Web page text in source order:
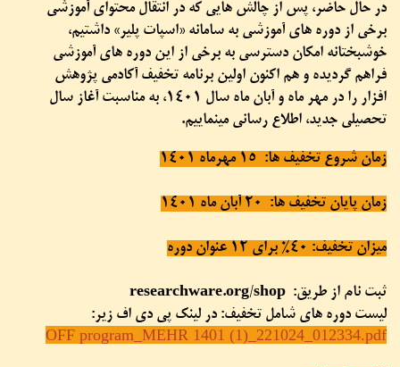
در حال حاضر، پس از چالش هایی که در انتقال محتوای آموزشی
برخی از دوره های آموزشی به سامانه «اسپات پلیر» داشتیم،
خوشبختانه امکان دسترسی به برخی از این دوره های آموزشی
فراهم گردیده و هم اکنون اولین برنامه تخفیف آکادمی پژوهش
افزار را در مهر ماه و آبان ماه سال 1401، به مناسبت آغاز سال
تحصیلی جدید، اطلاع رسانی مینماییم.
زمان شروع تخفیف ها: 15 مهرماه 1401
زمان پایان تخفیف ها: 20 آبان ماه 1401
میزان تخفیف: 40% برای 12 عنوان دوره
ثبت نام از طریق: researchware.org/shop
لیست دوره های شامل تخفیف: در لینک پی دی اف زیر:
OFF program_MEHR 1401 (1)_221024_012334.pdf